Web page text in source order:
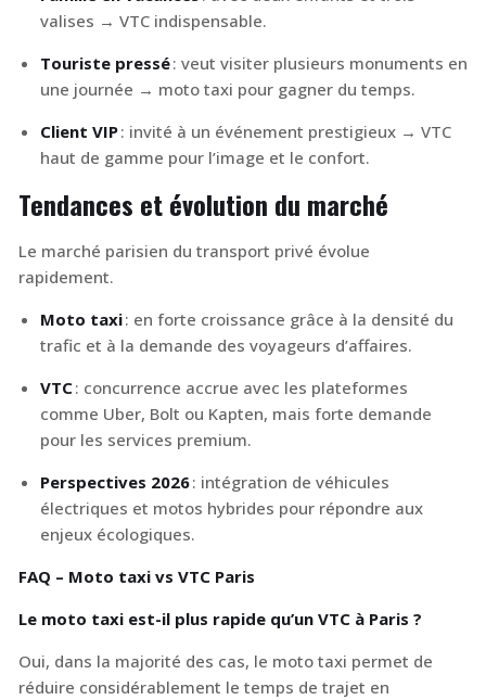
valises → VTC indispensable.
Touriste pressé: veut visiter plusieurs monuments en
une journée → moto taxi pour gagner du temps.
Client VIP: invité à un événement prestigieux → VTC
haut de gamme pour l’image et le confort.
Tendances et évolution du marché
Le marché parisien du transport privé évolue
rapidement.
Moto taxi: en forte croissance grâce à la densité du
trafic et à la demande des voyageurs d’affaires.
VTC: concurrence accrue avec les plateformes
comme Uber, Bolt ou Kapten, mais forte demande
pour les services premium.
Perspectives 2026: intégration de véhicules
électriques et motos hybrides pour répondre aux
enjeux écologiques.
FAQ – Moto taxi vs VTC Paris
Le moto taxi est-il plus rapide qu’un VTC à Paris ?
Oui, dans la majorité des cas, le moto taxi permet de
réduire considérablement le temps de trajet en